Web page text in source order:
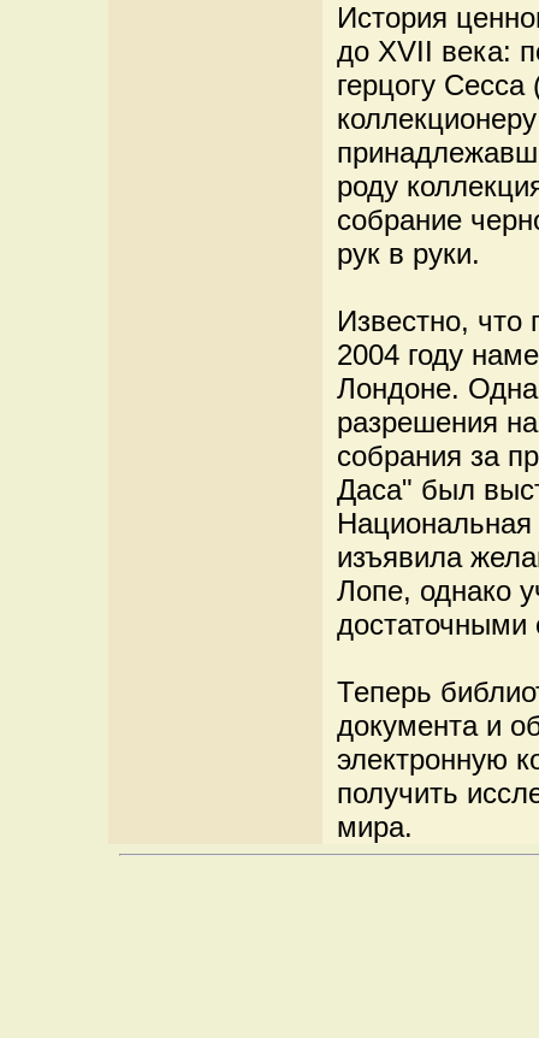
История
до XVII века:
герцогу
роду
собрание
рук в руки.
Известно, что
2004 году
Лондоне.
разрешения
собрания за
Даса" был
Национальная
изъявила
Лопе, однако
достаточными
Теперь
документа и
электронную
получить
мира.